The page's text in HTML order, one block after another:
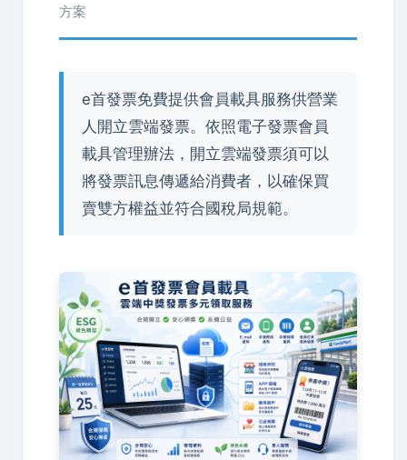
方案
e首發票免費提供會員載具服務供營業
人開立雲端發票。依照電子發票會員
載具管理辦法，開立雲端發票須可以
將發票訊息傳遞給消費者，以確保買
賣雙方權益並符合國稅局規範。